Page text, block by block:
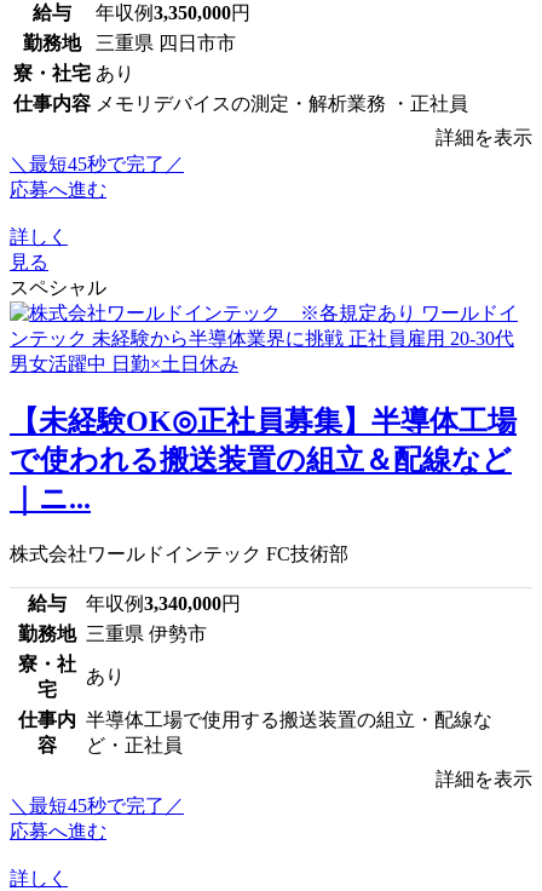
給与 年収例3,350,000円
勤務地
三重県 四日市市
寮・社宅 あり
仕事内容 メモリデバイスの測定・解析業務 ・正社員
詳細を表示
＼最短45秒で完了／
応募へ進む
詳しく
見る
スペシャル
【未経験OK◎正社員募集】半導体工場
で使われる搬送装置の組立＆配線など
｜ニ...
株式会社ワールドインテック FC技術部
給与 年収例3,340,000円
勤務地 三重県 伊勢市
寮・社
宅
あり
仕事内
容
半導体工場で使用する搬送装置の組立・配線な
ど・正社員
詳細を表示
＼最短45秒で完了／
応募へ進む
詳しく